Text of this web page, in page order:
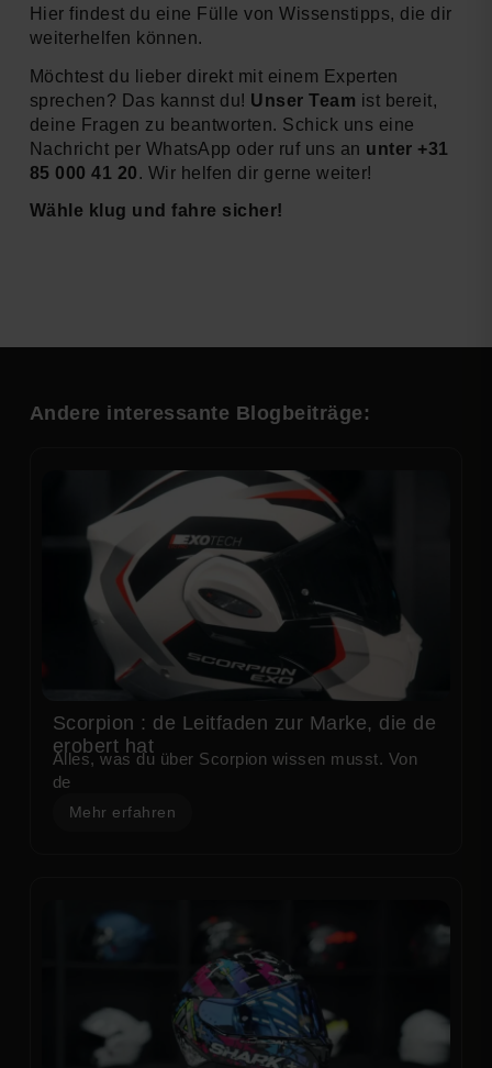
Hier findest du eine Fülle von Wissenstipps, die dir
weiterhelfen können.
Möchtest du lieber direkt mit einem Experten
sprechen? Das kannst du! Unser Team ist bereit,
deine Fragen zu beantworten. Schick uns eine
Nachricht per WhatsApp oder ruf uns an unter +31
85 000 41 20. Wir helfen dir gerne weiter!
Wähle klug und fahre sicher!
Andere interessante Blogbeiträge:
Scorpion : de Leitfaden zur Marke, die de
erobert hat
Alles, was du über Scorpion wissen musst. Von
de
Mehr erfahren